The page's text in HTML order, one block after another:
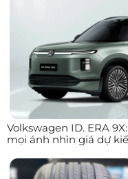
Volkswagen ID. ERA
mọi ánh nhìn giá dự